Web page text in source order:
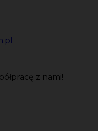
z nami!